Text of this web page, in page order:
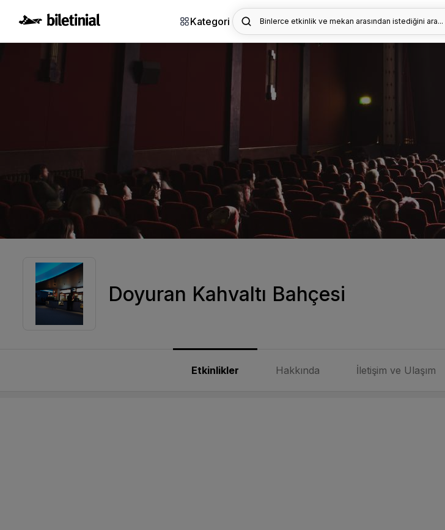
Kategori Binlerce etkinlik ve mekan arasından istediğini ara...
Doyuran Kahvaltı Bahçesi
Etkinlikler Hakkında İletişim ve Ulaşım